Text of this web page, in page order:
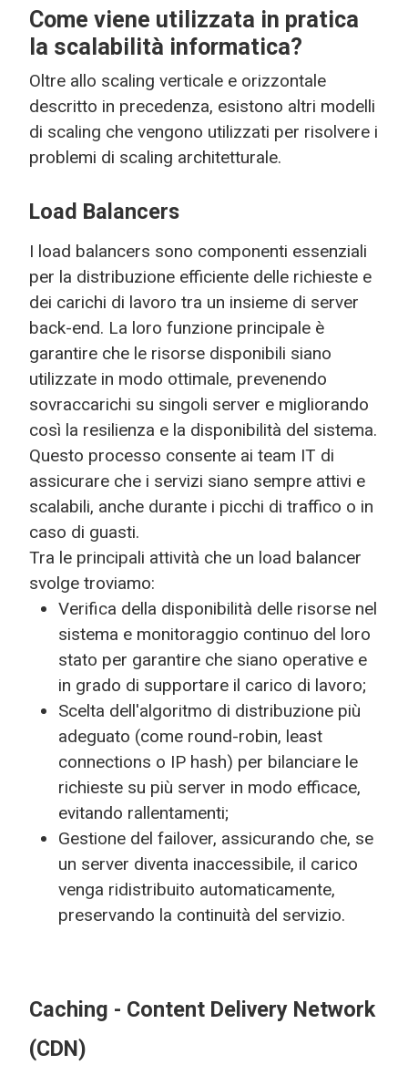
Come viene utilizzata in pratica
la scalabilità informatica?
Oltre allo scaling verticale e orizzontale
descritto in precedenza, esistono altri modelli
di scaling che vengono utilizzati per risolvere i
problemi di scaling architetturale.
Load Balancers
I load balancers sono componenti essenziali
per la distribuzione efficiente delle richieste e
dei carichi di lavoro tra un insieme di server
back-end. La loro funzione principale è
garantire che le risorse disponibili siano
utilizzate in modo ottimale, prevenendo
sovraccarichi su singoli server e migliorando
così la resilienza e la disponibilità del sistema.
Questo processo consente ai team IT di
assicurare che i servizi siano sempre attivi e
scalabili, anche durante i picchi di traffico o in
caso di guasti.
Tra le principali attività che un load balancer
svolge troviamo:
Verifica della disponibilità delle risorse nel
sistema e monitoraggio continuo del loro
stato per garantire che siano operative e
in grado di supportare il carico di lavoro;
Scelta dell'algoritmo di distribuzione più
adeguato (come round-robin, least
connections o IP hash) per bilanciare le
richieste su più server in modo efficace,
evitando rallentamenti;
Gestione del failover, assicurando che, se
un server diventa inaccessibile, il carico
venga ridistribuito automaticamente,
preservando la continuità del servizio.
Caching - Content Delivery Network
(CDN)